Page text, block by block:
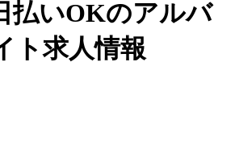
払いOKのアルバ
ト求人情報